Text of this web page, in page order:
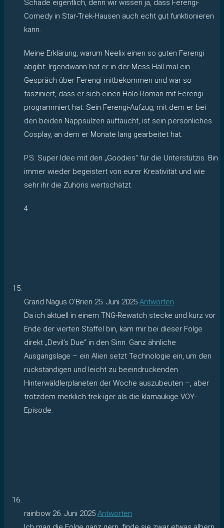
Schade eigentlich, denn wir wissen ja, dass Ferengi-
Comedy in Star-Trek-Hausen auch echt gut funktionieren
kann.
Meine Erklärung, warum Neelix einen so guten Ferengi
abgibt: Irgendwann hat er in der Mess Hall mal ein
Gespräch über Ferengi mitbekommen und war so
fasziniert, dass er sich einen Holo-Roman mit Ferengi
programmiert hat. Sein Ferengi-Aufzug, mit dem er bei
den beiden Nappsülzen auftaucht, ist sein persönliches
Cosplay, an dem er Monate lang gearbeitet hat.
P.S. Super Idee mit den „Goodies“ für die Unterstützis. Bin
immer wieder begeistert von eurer Kreativität und wie
sehr ihr die Zuhöris wertschätzt.
4
Grand Nagus O'Brien 25. Juni 2025 Antworten
Da ich aktuell in einem TNG-Rewatch stecke und kurz vor
Ende der vierten Staffel bin, kam mir bei dieser Folge
direkt „Devil’s Due“ in den Sinn. Ganz ähnliche
Ausgangslage – ein Alien setzt Technologie ein, um den
rückständigen und leicht zu beeindruckenden
Hinterwäldlerplaneten der Woche auszubeuten –, aber
trotzdem merklich trek-iger als die klamaukige VOY-
Episode.
rainbow 26. Juni 2025 Antworten